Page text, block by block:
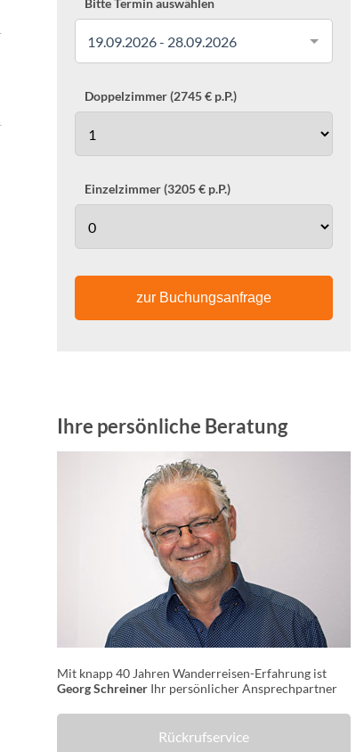
Bitte Termin auswählen
19.09.2026 - 28.09.2026
Doppelzimmer (2745 € p.P.)
Einzelzimmer (3205 € p.P.)
zur Buchungsanfrage
Ihre persönliche Beratung
Mit knapp 40 Jahren Wanderreisen-Erfahrung ist
Georg Schreiner Ihr persönlicher Ansprechpartner
Rückrufservice